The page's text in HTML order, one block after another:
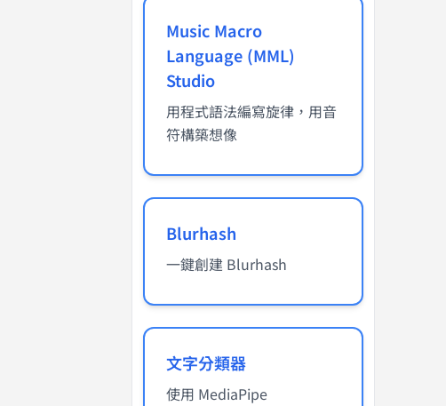
Music Macro
Language (MML)
Studio
用程式語法編寫旋律，用音
符構築想像
Blurhash
一鍵創建 Blurhash
文字分類器
使用 MediaPipe